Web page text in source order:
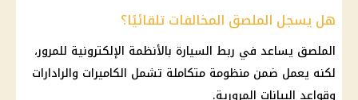
هل يسجل الملصق المخالفات تلقائيًا؟
الملصق يساعد في ربط السيارة بالأنظمة الإلكترونية للمرور،
لكنه يعمل ضمن منظومة متكاملة تشمل الكاميرات والرادارات
وقواعد البيانات المرورية.